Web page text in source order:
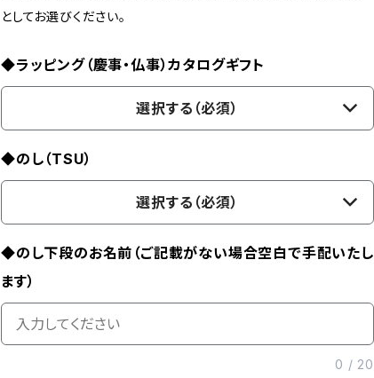
としてお選びください。
◆ラッピング（慶事・仏事）カタログギフト
選択する（必須）
◆のし（TSU）
選択する（必須）
◆のし下段のお名前（ご記載がない場合空白で手配いたし
ます）
0 / 20